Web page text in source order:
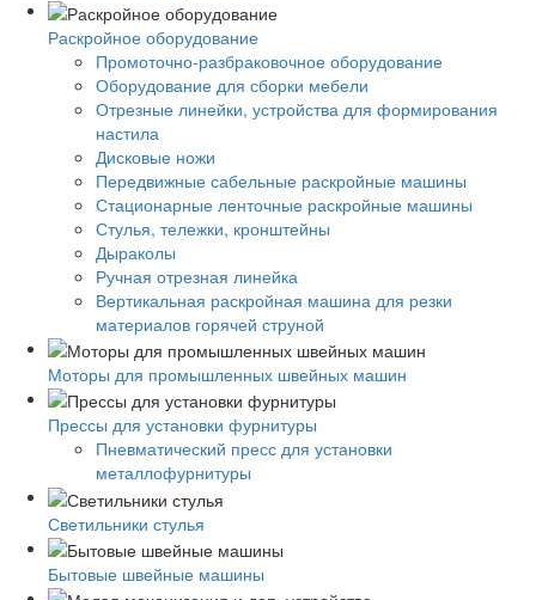
Раскройное оборудование
Промоточно-разбраковочное оборудование
Оборудование для сборки мебели
Отрезные линейки, устройства для формирования
настила
Дисковые ножи
Передвижные сабельные раскройные машины
Стационарные ленточные раскройные машины
Стулья, тележки, кронштейны
Дыраколы
Ручная отрезная линейка
Вертикальная раскройная машина для резки
материалов горячей струной
Моторы для промышленных швейных машин
Прессы для установки фурнитуры
Пневматический пресс для установки
металлофурнитуры
Светильники стулья
Бытовые швейные машины